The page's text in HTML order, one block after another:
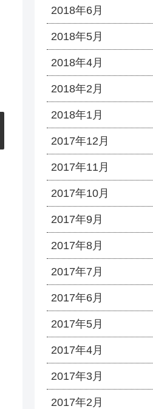
2018年6月
2018年5月
2018年4月
2018年2月
2018年1月
2017年12月
2017年11月
2017年10月
2017年9月
2017年8月
2017年7月
2017年6月
2017年5月
2017年4月
2017年3月
2017年2月